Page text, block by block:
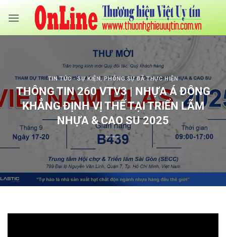
qua
TIN TỨC - SỰ KIỆN,PHÓNG SỰ ĐÃ THỰC HIỆN
THÔNG TIN 260 VTV3 | NHỰA Á ĐÔNG
KHẲNG ĐỊNH VỊ THẾ TẠI TRIỂN LÃM
NHỰA & CAO SU 2025